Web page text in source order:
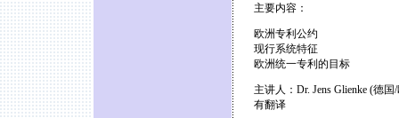
主要内容：
欧洲专利公约
现行系统特征
欧洲统一专利的目标
主讲人：Dr. Jens Glienke (德
有翻译